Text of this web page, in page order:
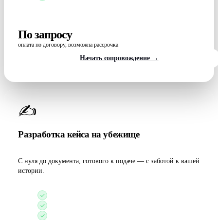
По запросу
оплата по договору, возможна рассрочка
Начать сопровождение →
✍️
Разработка кейса на убежище
С нуля до документа, готового к подаче — с заботой к вашей
истории.